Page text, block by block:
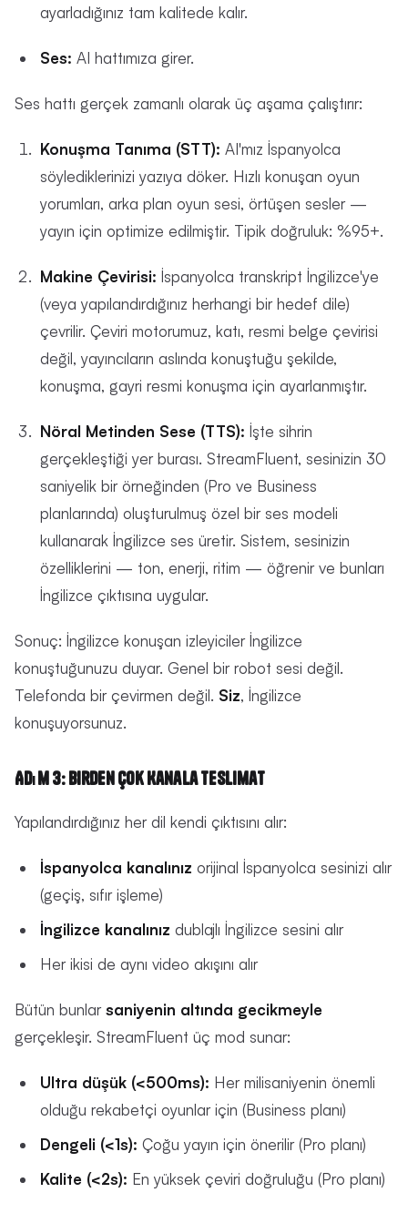
ayarladığınız tam kalitede kalır.
Ses: AI hattımıza girer.
Ses hattı gerçek zamanlı olarak üç aşama çalıştırır:
Konuşma Tanıma (STT): AI'mız İspanyolca
söylediklerinizi yazıya döker. Hızlı konuşan oyun
yorumları, arka plan oyun sesi, örtüşen sesler —
yayın için optimize edilmiştir. Tipik doğruluk: %95+.
Makine Çevirisi: İspanyolca transkript İngilizce'ye
(veya yapılandırdığınız herhangi bir hedef dile)
çevrilir. Çeviri motorumuz, katı, resmi belge çevirisi
değil, yayıncıların aslında konuştuğu şekilde,
konuşma, gayri resmi konuşma için ayarlanmıştır.
Nöral Metinden Sese (TTS): İşte sihrin
gerçekleştiği yer burası. StreamFluent, sesinizin 30
saniyelik bir örneğinden (Pro ve Business
planlarında) oluşturulmuş özel bir ses modeli
kullanarak İngilizce ses üretir. Sistem, sesinizin
özelliklerini — ton, enerji, ritim — öğrenir ve bunları
İngilizce çıktısına uygular.
Sonuç: İngilizce konuşan izleyiciler İngilizce
konuştuğunuzu duyar. Genel bir robot sesi değil.
Telefonda bir çevirmen değil. Siz, İngilizce
konuşuyorsunuz.
Adım 3: Birden Çok Kanala Teslimat
Yapılandırdığınız her dil kendi çıktısını alır:
İspanyolca kanalınız orijinal İspanyolca sesinizi alır
(geçiş, sıfır işleme)
İngilizce kanalınız dublajlı İngilizce sesini alır
Her ikisi de aynı video akışını alır
Bütün bunlarsaniyenin altında gecikmeyle
gerçekleşir. StreamFluent üç mod sunar:
Ultra düşük (<500ms): Her milisaniyenin önemli
olduğu rekabetçi oyunlar için (Business planı)
Dengeli (<1s): Çoğu yayın için önerilir (Pro planı)
Kalite (<2s): En yüksek çeviri doğruluğu (Pro planı)